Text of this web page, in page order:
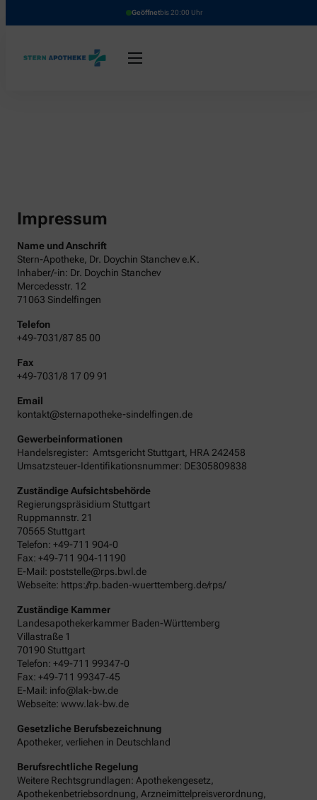
Geöffnetbis 20:00 Uhr
Impressum
Name und Anschrift
Stern-Apotheke, Dr. Doychin Stanchev e.K.
Inhaber/-in: Dr. Doychin Stanchev
Mercedesstr. 12
71063 Sindelfingen
Telefon
+49-7031/87 85 00
Fax
+49-7031/8 17 09 91
Email
kontakt@sternapotheke-sindelfingen.de
Gewerbeinformationen
Handelsregister: Amtsgericht Stuttgart HRA 242458
Umsatzsteuer-Identifikationsnummer: DE305809838
Zuständige Aufsichtsbehörde
Regierungspräsidium Stuttgart
Ruppmannstr. 21
70565 Stuttgart
Telefon: +49-711 904-0
Fax: +49-711 904-11190
E-Mail: poststelle@rps.bwl.de
Webseite: https://rp.baden-wuerttemberg.de/rps/
Zuständige Kammer
Landesapothekerkammer Baden-Württemberg
Villastraße 1
70190 Stuttgart
Telefon: +49-711 99347-0
Fax: +49-711 99347-45
E-Mail: info@lak-bw.de
Webseite: www.lak-bw.de
Gesetzliche Berufsbezeichnung
Apotheker, verliehen in Deutschland
Berufsrechtliche Regelung
Weitere Rechtsgrundlagen: Apothekengesetz,
Apothekenbetriebsordnung, Arzneimittelpreisverordnung,